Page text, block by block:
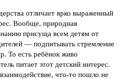
отличает ярко выраженный
Вообще, природная
присуща всем детям от
— подпитывать стремление
То есть ребёнок живо
питает этот детский интерес.
что-то пошло не